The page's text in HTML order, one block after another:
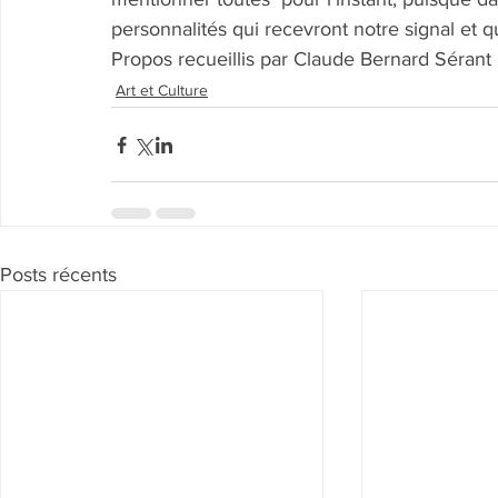
personnalités qui recevront notre signal
Propos recueillis par Claude Bernard Sérant
Art et Culture
Posts récents